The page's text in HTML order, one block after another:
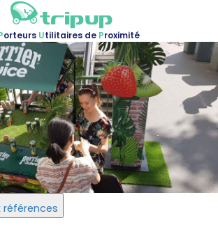
orteurs Utilitaires de Proximité
Accueil
Nos véhicules
Références
Sur-mesure
Mariages
Blog
FAQ
références